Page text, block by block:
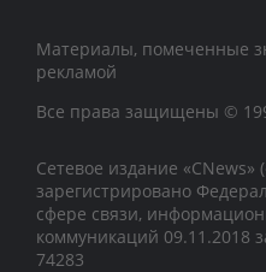
Материалы, помеченные
рекламой
Все права защищены ©
Сетевое издание «CNews»
зарегистрировано
сфере связи,
коммуникаций 09.11.2018
74283